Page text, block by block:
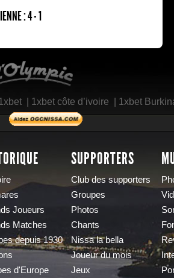
: 4 - 1
| 1xbet côte d’ivoire 1xbet
Joueurs
Matches
depuis 1930
d'Europe
SUPPORTERS
Club des supporters
Groupes
Photos
Chants
Nissa la bella
Joueur du mois
Jeux